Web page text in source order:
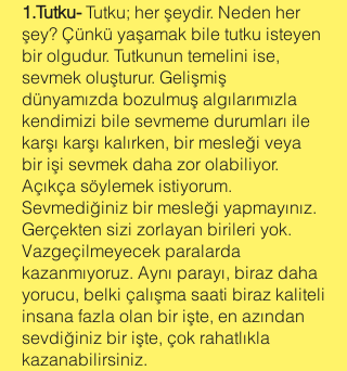
1.Tutku-Tutku; her şeydir. Neden her
şey? Çünkü yaşamak bile tutku isteyen
bir olgudur. Tutkunun temelini ise,
sevmek oluşturur. Gelişmiş
dünyamızda bozulmuş algılarımızla
kendimizi bile sevmeme durumları ile
karşı karşı kalırken, bir mesleği veya
bir işi sevmek daha zor olabiliyor.
Açıkça söylemek istiyorum.
Sevmediğiniz bir mesleği yapmayınız.
Gerçekten sizi zorlayan birileri yok.
Vazgeçilmeyecek paralarda
kazanmıyoruz. Aynı parayı, biraz daha
yorucu, belki çalışma saati biraz kaliteli
insana fazla olan bir işte, en azından
sevdiğiniz bir işte, çok rahatlıkla
kazanabilirsiniz.